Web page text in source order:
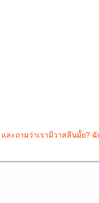
ะถามว่าเรามีวาสลีนมั้ย? ฉั